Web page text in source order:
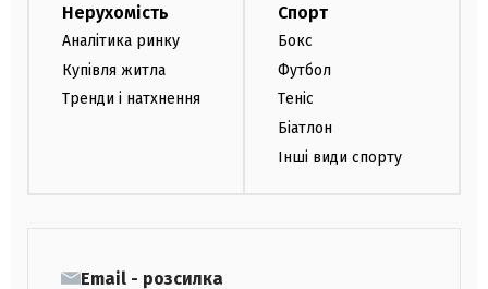
Нерухомість
Аналітика ринку
Купівля житла
Тренди і натхнення
Спорт
Бокс
Футбол
Теніс
Біатлон
Інші види спорту
Email - розсилка